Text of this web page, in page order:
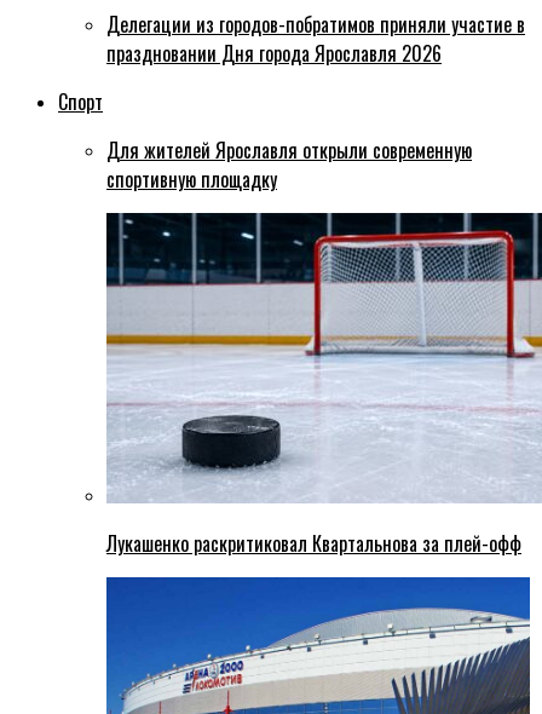
Делегации из городов-побратимов приняли участие в
праздновании Дня города Ярославля 2026
Спорт
Для жителей Ярославля открыли современную
спортивную площадку
Лукашенко раскритиковал Квартальнова за плей-офф